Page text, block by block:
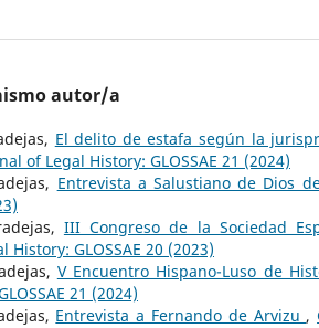
autor/a
El delito de estafa según la
of Legal History: GLOSSAE 21 (2024)
Entrevista a Salustiano de Dios
III Congreso de la Sociedad
GLOSSAE 20 (2023)
V Encuentro Hispano-Luso de
21 (2024)
Entrevista a Fernando de Arvizu ,